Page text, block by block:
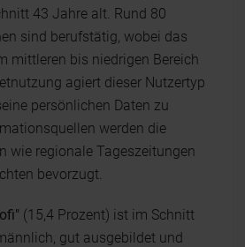
43 Jahre alt. Rund 80
sind berufstätig, wobei das
mittleren bis niedrigen Bereich
agiert dieser Nutzertyp
persönlichen Daten zu
werden die
wie regionale Tageszeitungen
bevorzugt.
(15,4 Prozent) ist im Schnitt
gut ausgebildet und